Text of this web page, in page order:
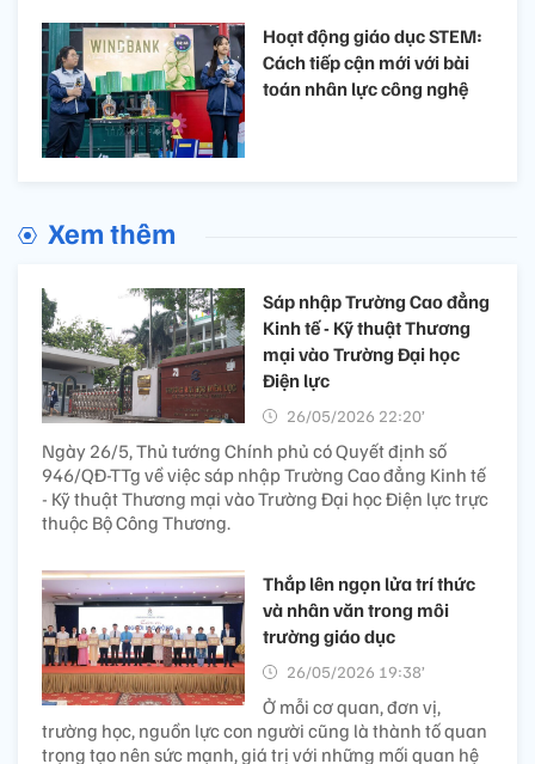
Hoạt động giáo dục STEM:
Cách tiếp cận mới với bài
toán nhân lực công nghệ
Xem thêm
Sáp nhập Trường Cao đẳng
Kinh tế - Kỹ thuật Thương
mại vào Trường Đại học
Điện lực
26/05/2026 22:20’
Ngày 26/5, Thủ tướng Chính phủ có Quyết định số
946/QĐ-TTg về việc sáp nhập Trường Cao đẳng Kinh tế
- Kỹ thuật Thương mại vào Trường Đại học Điện lực trực
thuộc Bộ Công Thương.
Thắp lên ngọn lửa trí thức
và nhân văn trong môi
trường giáo dục
26/05/2026 19:38’
Ở mỗi cơ quan, đơn vị,
trường học, nguồn lực con người cũng là thành tố quan
trọng tạo nên sức mạnh, giá trị với những mối quan hệ